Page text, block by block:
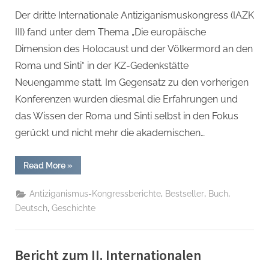
Der dritte Internationale Antiziganismuskongress (IAZK
III) fand unter dem Thema „Die europäische
Dimension des Holocaust und der Völkermord an den
Roma und Sinti“ in der KZ-Gedenkstätte
Neuengamme statt. Im Gegensatz zu den vorherigen
Konferenzen wurden diesmal die Erfahrungen und
das Wissen der Roma und Sinti selbst in den Fokus
gerückt und nicht mehr die akademischen…
Read More“Report
zum
Internationalen
Antiziganismus-
Kongreß:
KZ-
Neuengamme/Hamburg Taschenbuch
–
»
Antiziganismus-Kongressberichte, Bestseller, Buch,
Deutsch, Geschichte
Bericht zum II. Internationalen